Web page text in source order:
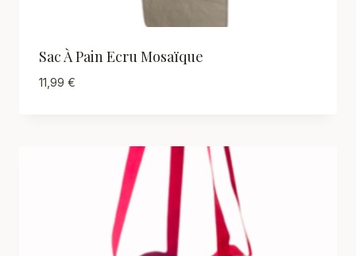
Sac À Pain Ecru Mosaïque
11,99 €